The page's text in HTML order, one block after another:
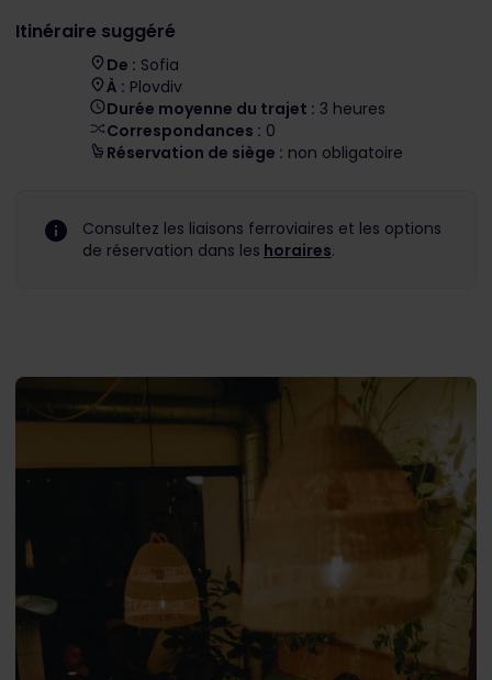
Itinéraire suggéré
De : Sofia
À : Plovdiv
Durée moyenne du trajet : 3 heures
Correspondances : 0
Réservation de siège : non obligatoire
Consultez les liaisons ferroviaires et les options
de réservation dans les horaires.